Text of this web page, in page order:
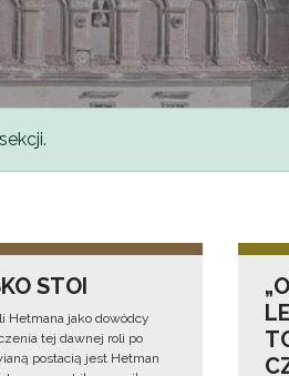
STOI
Hetmana jako dowódcy
tej dawnej roli po
postacią jest Hetman